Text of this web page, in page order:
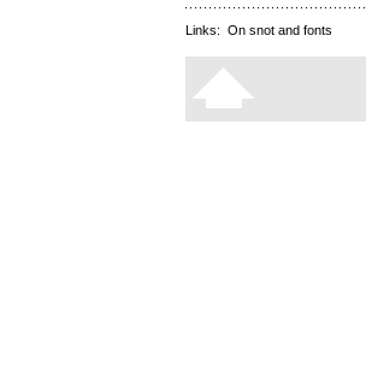
Links: On snot and fonts